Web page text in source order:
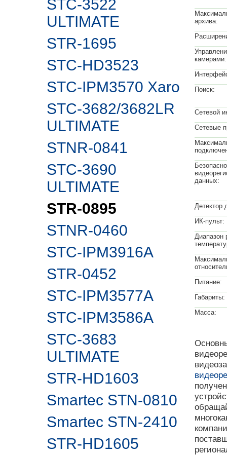
STC-3522
ULTIMATE
STR-1695
STC-HD3523
STC-IPM3570 Xaro
STC-3682/3682LR
ULTIMATE
STNR-0841
STC-3690
ULTIMATE
STR-0895
STNR-0460
STC-IPM3916A
STR-0452
STC-IPM3577A
STC-IPM3586A
STC-3683
ULTIMATE
STR-HD1603
Smartec STN-0810
Smartec STN-2410
STR-HD1605
архива:
камерами:
Поиск:
Сетевой
Сетевые
данных:
Детектор
ИК-пульт:
Диапазон
Питание:
Габариты:
Масса: